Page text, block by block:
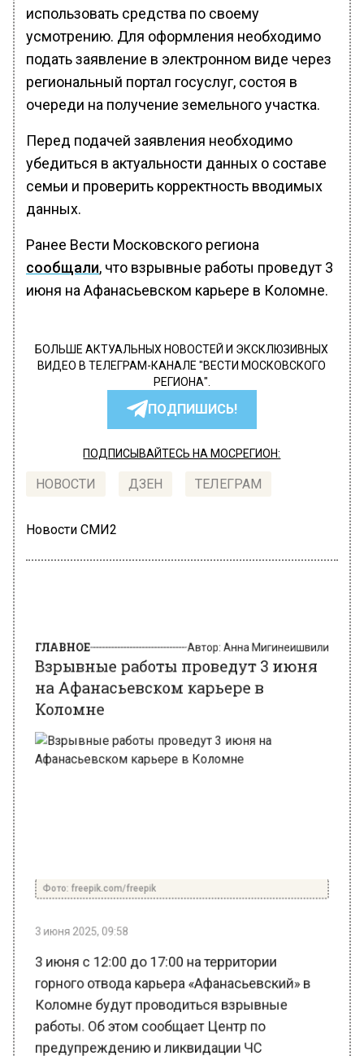
использовать средства по своему
усмотрению. Для оформления необходимо
подать заявление в электронном виде через
региональный портал госуслуг, состоя в
очереди на получение земельного участка.
Перед подачей заявления необходимо
убедиться в актуальности данных о составе
семьи и проверить корректность вводимых
данных.
Ранее Вести Московского региона
сообщали, что взрывные работы проведут 3
июня на Афанасьевском карьере в Коломне.
БОЛЬШЕ АКТУАЛЬНЫХ НОВОСТЕЙ И ЭКСКЛЮЗИВНЫХ
ВИДЕО В ТЕЛЕГРАМ-КАНАЛЕ "ВЕСТИ МОСКОВСКОГО
РЕГИОНА".
ПОДПИШИСЬ!
ПОДПИСЫВАЙТЕСЬ НА МОСРЕГИОН:
НОВОСТИ ДЗЕН ТЕЛЕГРАМ
Новости СМИ2
на Афанасьевском карьере в
Коломне
горного отвода карьера «Афанасьевский» в
Коломне будут проводиться взрывные
работы. Об этом сообщает Центр по
предупреждению и ликвидации ЧС